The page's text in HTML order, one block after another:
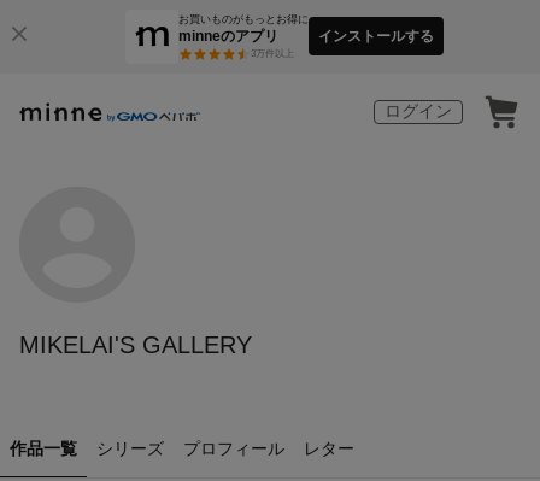
お買いものがもっとお得に
minneのアプリ
3万件以上
インストールする
ログイン
MIKELAI'S GALLERY
作品一覧 シリーズ プロフィール レター